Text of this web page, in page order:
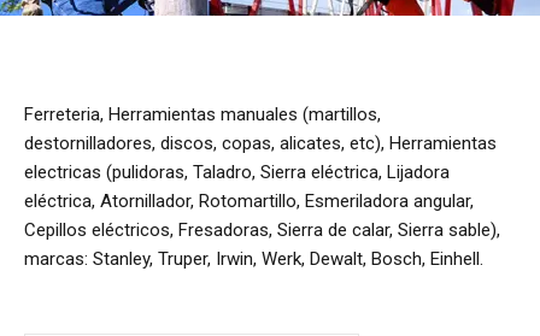
Ferreteria, Herramientas manuales (martillos,
destornilladores, discos, copas, alicates, etc), Herramientas
electricas (pulidoras, Taladro, Sierra eléctrica, Lijadora
eléctrica, Atornillador, Rotomartillo, Esmeriladora angular,
Cepillos eléctricos, Fresadoras, Sierra de calar, Sierra sable),
marcas: Stanley, Truper, Irwin, Werk, Dewalt, Bosch, Einhell.